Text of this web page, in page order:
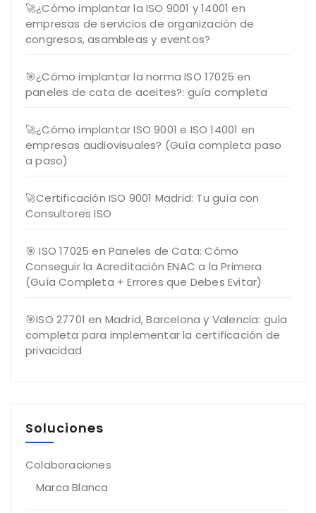
🚀¿Cómo implantar la ISO 9001 y 14001 en
empresas de servicios de organización de
congresos, asambleas y eventos?
🎯¿Cómo implantar la norma ISO 17025 en
paneles de cata de aceites?: guía completa
🚀¿Cómo implantar ISO 9001 e ISO 14001 en
empresas audiovisuales? (Guía completa paso
a paso)
🚀Certificación ISO 9001 Madrid: Tu guía con
Consultores ISO
🎯 ISO 17025 en Paneles de Cata: Cómo
Conseguir la Acreditación ENAC a la Primera
(Guía Completa + Errores que Debes Evitar)
🎯ISO 27701 en Madrid, Barcelona y Valencia: guía
completa para implementar la certificación de
privacidad
Soluciones
Colaboraciones
Marca Blanca